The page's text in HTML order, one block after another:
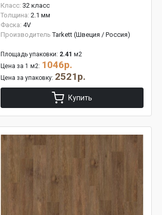
Класс: 32 класс
Толщина: 2.1 мм
Фаска: 4V
Производитель Tarkett (Швеция / Россия)
Площадь упаковки: 2.41 м2
Цена за 1 м2: 1046р.
Цена за упаковку: 2521р.
Купить